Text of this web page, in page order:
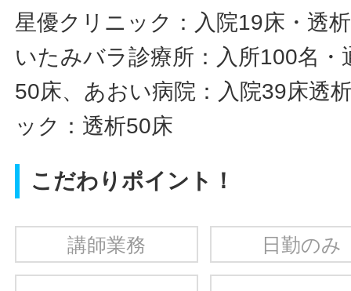
星優クリニック：入院19床・透
いたみバラ診療所：入所100名
50床、あおい病院：入院39床透
ック：透析50床
こだわりポイント！
講師業務 日勤のみ